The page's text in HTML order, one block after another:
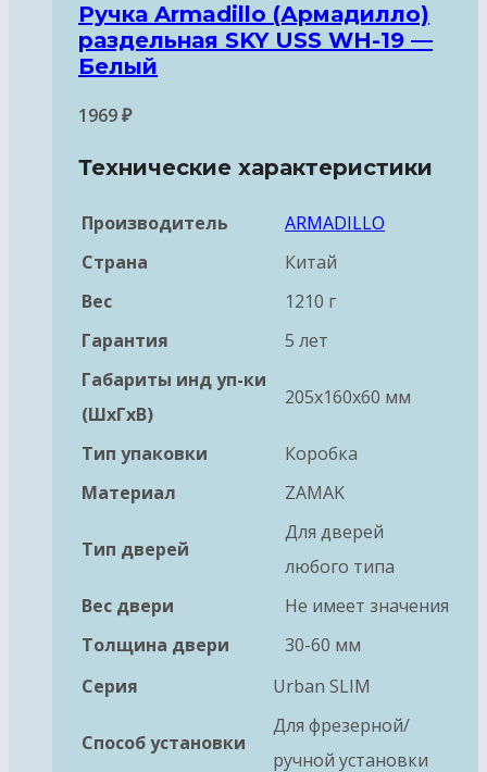
Ручка Armadillo (Армадилло)
раздельная SKY USS WH-19 —
Белый
1969₽
Технические характеристики
Производитель
ARMADILLO
Страна
Китай
Вес
1210 г
Гарантия
5 лет
Габариты инд уп-ки
(ШхГхВ)
205x160x60 мм
Тип упаковки
Коробка
Материал
ZAMAK
Тип дверей
Для дверей
любого типа
Вес двери
Не имеет значения
Толщина двери
30-60 мм
Серия
Urban SLIM
Способ установки
Для фрезерной/
ручной установки